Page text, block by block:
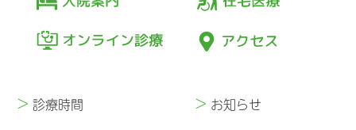
> 診療時間 > お知らせ